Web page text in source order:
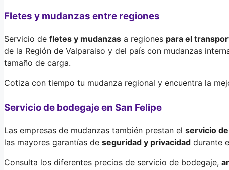
Fletes y mudanzas entre regiones
Servicio de fletes y mudanzas a regiones para el
de la Región de Valparaiso y del país con mudanzas
tamaño de carga.
Cotiza con tiempo tu mudanza regional y encuentra la
Servicio de bodegaje en San Felipe
Las empresas de mudanzas también prestan el servicio
las mayores garantías de seguridad y privacidad durante
Consulta los diferentes precios de servicio de bodegaje,